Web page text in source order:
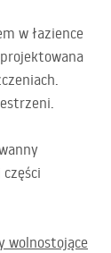
w łazience
wolnostojące